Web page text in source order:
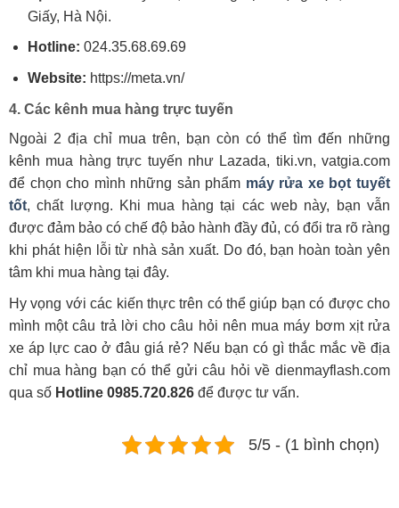
Giấy, Hà Nội.
Hotline: 024.35.68.69.69
Website: https://meta.vn/
4. Các kênh mua hàng trực tuyến
Ngoài 2 địa chỉ mua trên, bạn còn có thể tìm đến những
kênh mua hàng trực tuyến như Lazada, tiki.vn, vatgia.com
để chọn cho mình những sản phẩm máy rửa xe bọt tuyết
tốt, chất lượng. Khi mua hàng tại các web này, bạn vẫn
được đảm bảo có chế độ bảo hành đầy đủ, có đổi tra rõ ràng
khi phát hiện lỗi từ nhà sản xuất. Do đó, bạn hoàn toàn yên
tâm khi mua hàng tại đây.
Hy vọng với các kiến thực trên có thể giúp bạn có được cho
mình một câu trả lời cho câu hỏi nên mua máy bơm xịt rửa
xe áp lực cao ở đâu giá rẻ? Nếu bạn có gì thắc mắc về địa
chỉ mua hàng bạn có thể gửi câu hỏi về dienmayflash.com
qua số Hotline 0985.720.826 để được tư vấn.
5/5 - (1 bình chọn)